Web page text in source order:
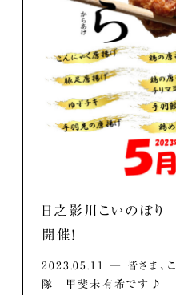
日之影川こいのぼ
開催！
2023.05.11 ― 皆さま、
隊 甲斐未有希です♪ 4